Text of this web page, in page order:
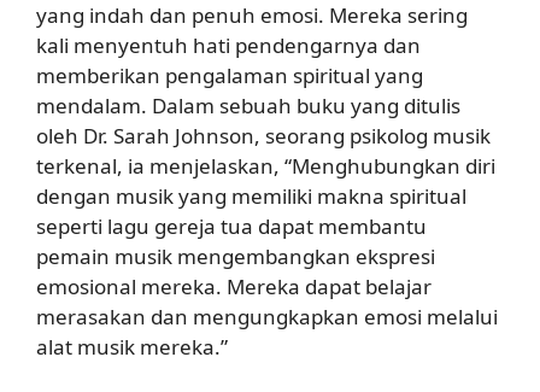
yang indah dan penuh emosi. Mereka sering
kali menyentuh hati pendengarnya dan
memberikan pengalaman spiritual yang
mendalam. Dalam sebuah buku yang ditulis
oleh Dr. Sarah Johnson, seorang psikolog musik
terkenal, ia menjelaskan, “Menghubungkan diri
dengan musik yang memiliki makna spiritual
seperti lagu gereja tua dapat membantu
pemain musik mengembangkan ekspresi
emosional mereka. Mereka dapat belajar
merasakan dan mengungkapkan emosi melalui
alat musik mereka.”